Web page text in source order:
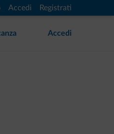
Accedi Registrati
Accedi